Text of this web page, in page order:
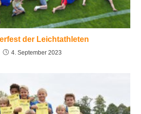
der Leichtathleten
4. September 2023